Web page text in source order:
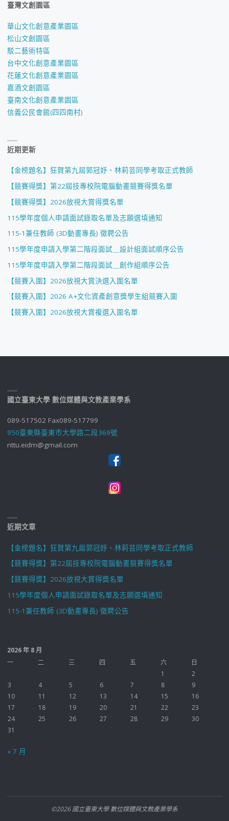
臺灣文創園區
華山文化創意產業園區
松山文創園區
駁二藝術特區
台中文化創意產業園區
花蓮文化創意產業園區
嘉酒文創園區
臺南文化創意產業園區
信義公民會館(四四南村)
近期更新
【金榜題名】狂賀第九屆郭冠妤、林莉芸同學考取正式教師
【競賽得獎】第22屆技專校院電腦動畫競賽得獎名單
【競賽得獎】2026放視大賞得獎名單
115學年度個人申請面試錄取名單及志願選填通知
115-1兼任教師 (3D動畫專長) 徵聘公告
115學年度申請入學第二階段面試＿設計組面試順序公告
115學年度申請入學第二階段面試＿創作組順序公告
【競賽入圍】2026放視大賞決選入圍名單
【競賽入圍】2026 A+文化資產創意獎學生組競賽入圍
【競賽入圍】2026放視大賞複選入圍名單
國立臺東大學 數位媒體與文教產業學系
089-517502 Fax089-517799
950臺東縣臺東市大學路二段369號
nttu.eidm@gmail.com
近期文章
【金榜題名】狂賀第九屆郭冠妤、林莉芸同學考取正式教師
【競賽得獎】第22屆技專校院電腦動畫競賽得獎名單
【競賽得獎】2026放視大賞得獎名單
115學年度個人申請面試錄取名單及志願選填通知
115-1兼任教師 (3D動畫專長) 徵聘公告
2026 年 8 月
一
二 三 四 五 六
日
1
2
3
4 5 6 7 8
9
10
11 12 13 14 15
16
17
18 19 20 21 22
23
24
25 26 27 28 29
30
31
« 7 月
©2026 國立臺東大學 數位媒體與文教產業學系